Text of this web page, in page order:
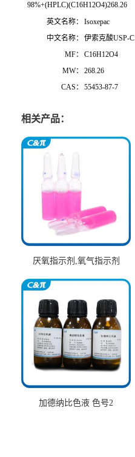
98%+(HPLC)(C16H12O4)268.26
英文名称：
Isoxepac
中文名称：
伊索克酸USP-C
MF：
C16H12O4
MW：
268.26
CAS：
55453-87-7
相关产品：
厌氧指示剂,氧气指示剂
加德纳比色液 色号2